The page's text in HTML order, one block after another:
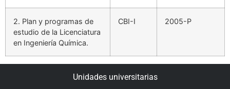
2. Plan y programas de
estudio de la Licenciatura
en Ingeniería Química.
CBI-I 2005-P
Unidades universitarias